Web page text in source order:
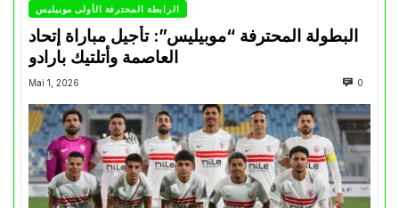
الرابطة المحترفة الأولى موبيليس
البطولة المحترفة “موبيليس”: تأجيل مباراة إتحاد
العاصمة وأتلتيك بارادو
Mai 1, 2026 0